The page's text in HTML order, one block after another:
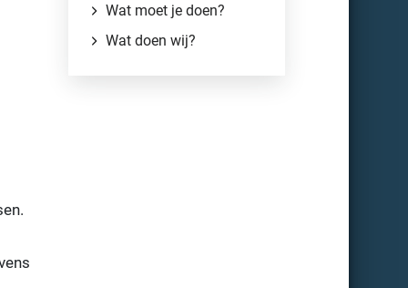
Wat moet je doen?
Wat doen wij?